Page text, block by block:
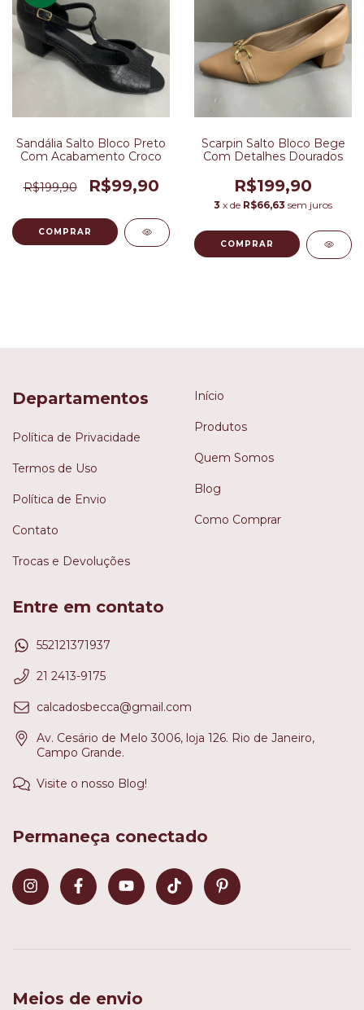
Sandália Salto Bloco Preto
Com Acabamento Croco
R$199,90 R$99,90
COMPRAR
Scarpin Salto Bloco Bege
Com Detalhes Dourados
R$199,90
3 x de R$66,63 sem juros
COMPRAR
Departamentos
Política de Privacidade
Termos de Uso
Política de Envio
Contato
Trocas e Devoluções
Início
Produtos
Quem Somos
Blog
Como Comprar
Entre em contato
552121371937
21 2413-9175
calcadosbecca@gmail.com
Av. Cesário de Melo 3006, loja 126. Rio de Janeiro,
Campo Grande.
Visite o nosso Blog!
Permaneça conectado
Meios de envio